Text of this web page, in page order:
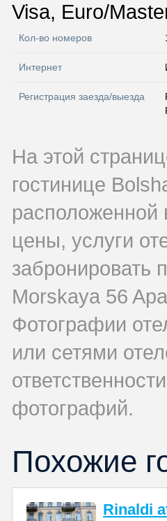
Visa, Euro/
Кол-во номеров
Интернет
Регистрация заезда/выезда
На этой
гостинице
расположенной
цены, услуги
забронировать
Morskaya 56
Фотографии
или сетями
фотографий.
Похожие
Rinaldi